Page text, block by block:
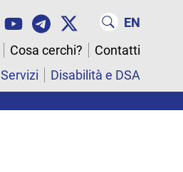
EN
Cosa cerchi?
Contatti
Servizi Disabilità e DSA